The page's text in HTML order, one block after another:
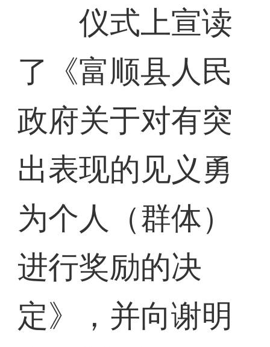
仪式上宣读
了《富顺县人民
政府关于对有突
出表现的见义勇
为个人（群体）
进行奖励的决
定》，并向谢明